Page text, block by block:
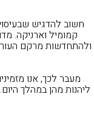
חשוב להדגיש
קמומיל וארניקה.
ולהתחדשות מרקם
מעבר לכך, אנו
ליהנות מהן במהלך